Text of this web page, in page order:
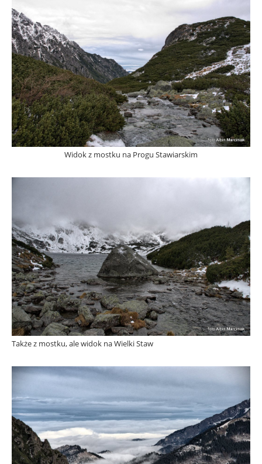
Widok z mostku na Progu Stawiarskim
Także z mostku, ale widok na Wielki Staw